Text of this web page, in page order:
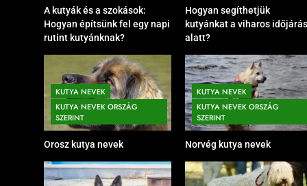
A kutyák és a szokások:
Hogyan építsünk fel egy napi
rutint kutyánknak?
Hogyan segíthetjük
kutyánkat a viharos időjárás
alatt?
KUTYA NEVEK
KUTYA NEVEK ORSZÁG
SZERINT
Orosz kutya nevek
KUTYA NEVEK
KUTYA NEVEK ORSZÁG
SZERINT
Norvég kutya nevek
KUTYA NEVEK KUTYA NEVEK SZÍN SZERINT
Barna kutya nevek
7 Hónap Ezelőtt